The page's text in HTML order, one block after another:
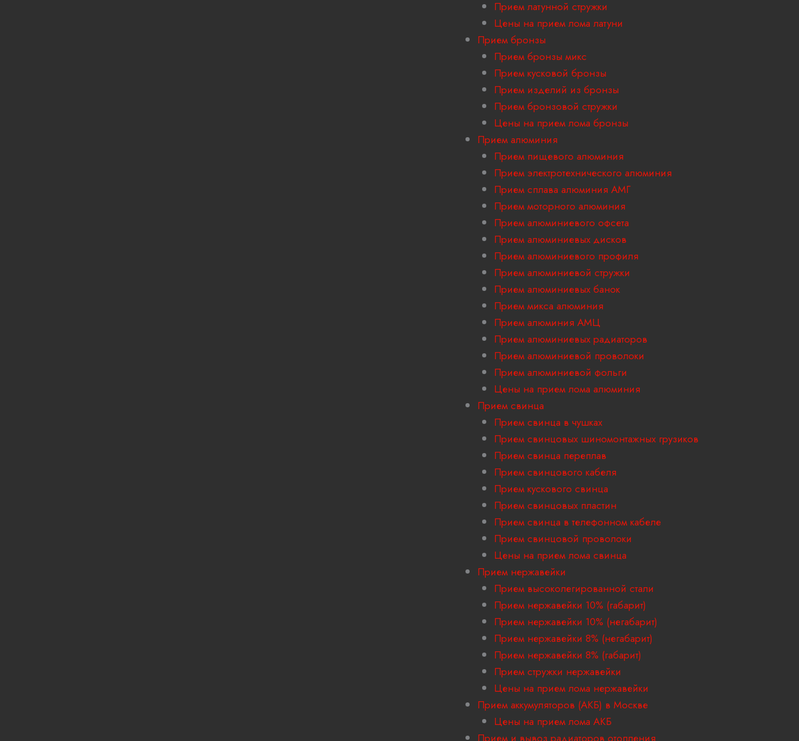
Прием латунной стружки
Цены на прием лома латуни
Прием бронзы
Прием бронзы микс
Прием кусковой бронзы
Прием изделий из бронзы
Прием бронзовой стружки
Цены на прием лома бронзы
Прием алюминия
Прием пищевого алюминия
Прием электротехнического алюминия
Прием сплава алюминия АМГ
Прием моторного алюминия
Прием алюминиевого офсета
Прием алюминиевых дисков
Прием алюминиевого профиля
Прием алюминиевой стружки
Прием алюминиевых банок
Прием микса алюминия
Прием алюминия АМЦ
Прием алюминиевых радиаторов
Прием алюминиевой проволоки
Прием алюминиевой фольги
Цены на прием лома алюминия
Прием свинца
Прием свинца в чушках
Прием свинцовых шиномонтажных грузиков
Прием свинца переплав
Прием свинцового кабеля
Прием кускового свинца
Прием свинцовых пластин
Прием свинца в телефонном кабеле
Прием свинцовой проволоки
Цены на прием лома свинца
Прием нержавейки
Прием высоколегированной стали
Прием нержавейки 10% (габарит)
Прием нержавейки 10% (негабарит)
Прием нержавейки 8% (негабарит)
Прием нержавейки 8% (габарит)
Прием стружки нержавейки
Цены на прием лома нержавейки
Прием аккумуляторов (АКБ) в Москве
Цены на прием лома АКБ
Прием и вывоз радиаторов отопления